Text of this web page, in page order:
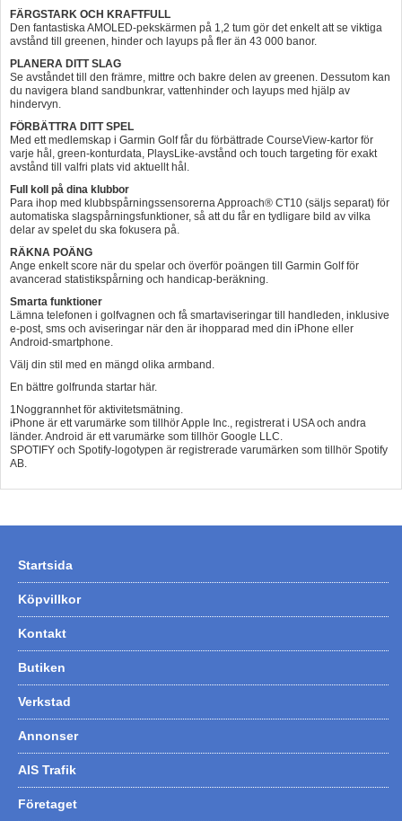
LAGERRENSING
Begagnade Motorer & Båtar
FÄRGSTARK OCH KRAFTFULL
Den fantastiska AMOLED-pekskärmen på 1,2 tum gör det enkelt att se viktiga
avstånd till greenen, hinder och layups på fler än 43 000 banor.
PLANERA DITT SLAG
Se avståndet till den främre, mittre och bakre delen av greenen. Dessutom kan
du navigera bland sandbunkrar, vattenhinder och layups med hjälp av
hindervyn.
FÖRBÄTTRA DITT SPEL
Med ett medlemskap i Garmin Golf får du förbättrade CourseView-kartor för
varje hål, green-konturdata, PlaysLike-avstånd och touch targeting för exakt
avstånd till valfri plats vid aktuellt hål.
Full koll på dina klubbor
Para ihop med klubbspårningssensorerna Approach® CT10 (säljs separat) för
automatiska slagspårningsfunktioner, så att du får en tydligare bild av vilka
delar av spelet du ska fokusera på.
RÄKNA POÄNG
Ange enkelt score när du spelar och överför poängen till Garmin Golf för
avancerad statistikspårning och handicap-beräkning.
Smarta funktioner
Lämna telefonen i golfvagnen och få smartaviseringar till handleden, inklusive
e-post, sms och aviseringar när den är ihopparad med din iPhone eller
Android-smartphone.
Välj din stil med en mängd olika armband.
En bättre golfrunda startar här.
1Noggrannhet för aktivitetsmätning.
iPhone är ett varumärke som tillhör Apple Inc., registrerat i USA och andra
länder. Android är ett varumärke som tillhör Google LLC.
SPOTIFY och Spotify-logotypen är registrerade varumärken som tillhör Spotify
AB.
Startsida
Köpvillkor
Kontakt
Butiken
Verkstad
Annonser
AIS Trafik
Företaget